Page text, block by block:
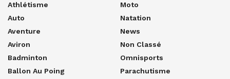
Athlétisme
Auto
Aventure
Aviron
Badminton
Ballon Au Poing
Moto
Natation
News
Non Classé
Omnisports
Parachutisme